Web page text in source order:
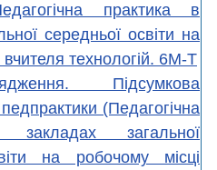
практика в
середньої освіти на
вчителя технологій. 6М-Т
Підсумкова
(Педагогічна
загальної
на робочому місці